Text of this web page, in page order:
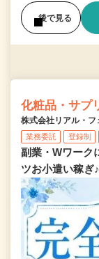
後で見る
化粧品・サプ
株式会社リアル・フ
業務委託 登録制
副業・Wワーク
ツお小遣い稼ぎ